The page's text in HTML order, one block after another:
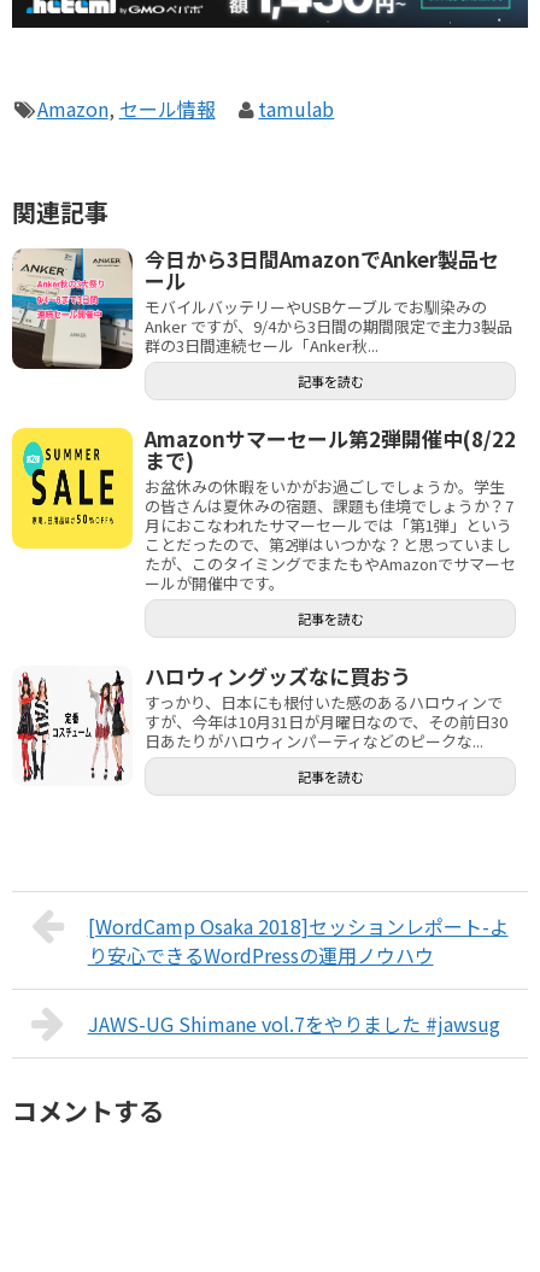
Amazon, セール情報 tamulab
関連記事
今日から3日間AmazonでAnker製品セ
ール
モバイルバッテリーやUSBケーブルでお馴染みの
Anker ですが、9/4から3日間の期間限定で主力3製品
群の3日間連続セール「Anker秋...
記事を読む
Amazonサマーセール第2弾開催中(8/22
まで)
お盆休みの休暇をいかがお過ごしでしょうか。学生
の皆さんは夏休みの宿題、課題も佳境でしょうか？7
月におこなわれたサマーセールでは「第1弾」という
ことだったので、第2弾はいつかな？と思っていまし
たが、このタイミングでまたもやAmazonでサマーセ
ールが開催中です。
記事を読む
ハロウィングッズなに買おう
すっかり、日本にも根付いた感のあるハロウィンで
すが、今年は10月31日が月曜日なので、その前日30
日あたりがハロウィンパーティなどのピークな...
記事を読む
[WordCamp Osaka 2018]セッションレポート-よ
り安心できるWordPressの運用ノウハウ
JAWS-UG Shimane vol.7をやりました #jawsug
コメントする